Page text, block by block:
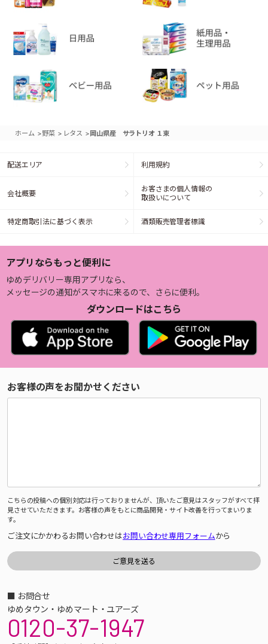
ホーム >野菜 > レタス > 岡山県産 サラトリオ １束
配送エリア 利用規約
会社概要
お客さまの個人情報の
取扱いについて
特定商取引法に基づく表示 酒類販売管理者標識
アプリならもっと便利に
ゆめデリバリー専用アプリなら、
メッセージの通知がスマホに来るので、さらに便利。
ダウンロードはこちら
お客様の声をお聞かせください
こちらの投稿への個別対応は行っておりませんが、頂いたご意見はスタッフがすべて拝
見させていただきます。お客様の声をもとに商品開発・サイト改善を行ってまいりま
す。
ご注文にかかわるお問い合わせはお問い合わせ専用フォームから
■ お問合せ
ゆめタウン・ゆめマート・ユアーズ
0120-37-1947